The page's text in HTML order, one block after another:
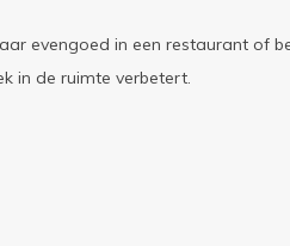
evengoed in een restaurant of
in de ruimte verbetert.